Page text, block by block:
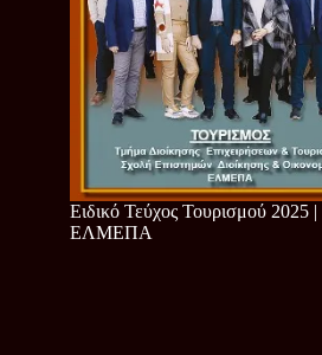
Ειδικό Τεύχος Τουρισμού 2025 |
ΕΛΜΕΠΑ